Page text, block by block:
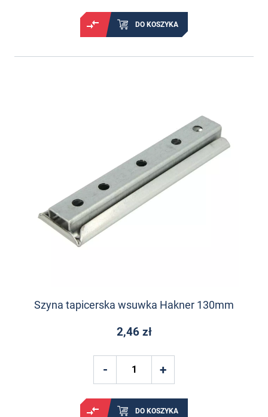
DO KOSZYKA
Szyna tapicerska wsuwka Hakner 130mm
2,46 zł
DO KOSZYKA